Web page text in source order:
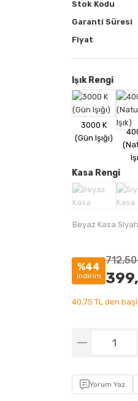
Stok Kodu
Garanti Süresi
Fiyat
Işık Rengi
Kasa Rengi
%44
indirim
40,75 TL den
Yorum Yaz